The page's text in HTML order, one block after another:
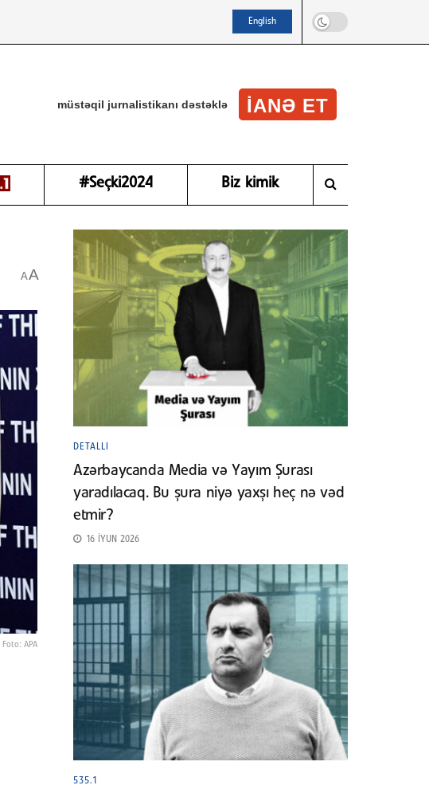
English
müstəqil jurnalistikanı dəstəklə IANƏ ET
#Seçki2024 Biz kimik
AA
Foto: APA
DETALLI
Azərbaycanda Media və Yayım Şurası
yaradılacaq. Bu şura niyə yaxşı heç nə vəd
etmir?
16 İYUN 2026
535.1